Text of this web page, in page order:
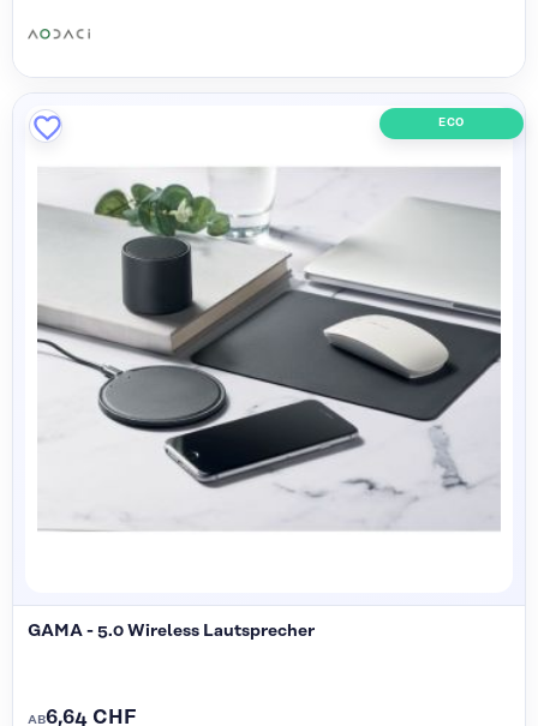
ECO
GAMA - 5.0 Wireless Lautsprecher
AB6,64 CHF